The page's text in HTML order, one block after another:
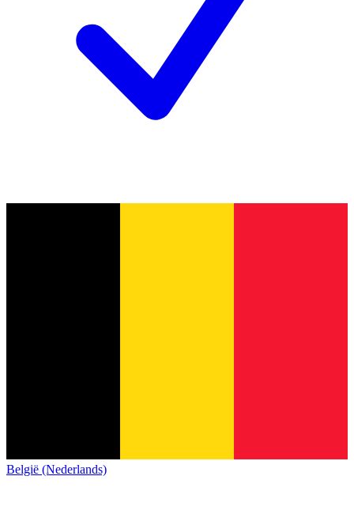
België (Nederlands)